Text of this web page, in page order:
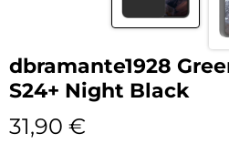
dbramante1928
S24+ Night Black
31,90 €